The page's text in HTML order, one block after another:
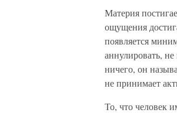
Материя
ощущения
появляется
аннулировать, не
ничего, он
не принимает
То, что человек